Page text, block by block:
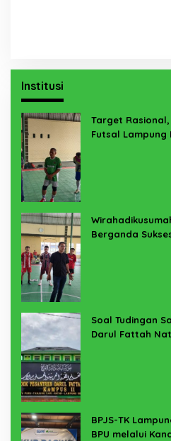
Institusi
Target
Futsal Lampung
Berganda
Soal Tudingan
Darul Fattah
BPJS-TK
BPU melalui